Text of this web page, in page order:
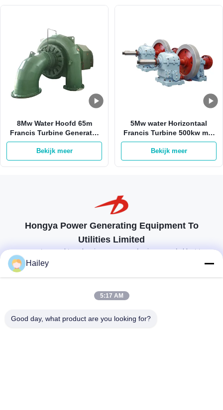
8Mw Water Hoofd 65m
Francis Turbine Generator
van Francis Hydro Turbine
800kw
Bekijk meer
5Mw water Horizontaal
Francis Turbine 500kw met
Roestvrij staalagent
Bekijk meer
Hongya Power Generating Equipment To
Utilities Limited
op maat gemaakte oplossingen om aan de eisen van de klant te
86-28-37561966-8:00
Hailey
5:17 AM
Good day, what product are you looking for?